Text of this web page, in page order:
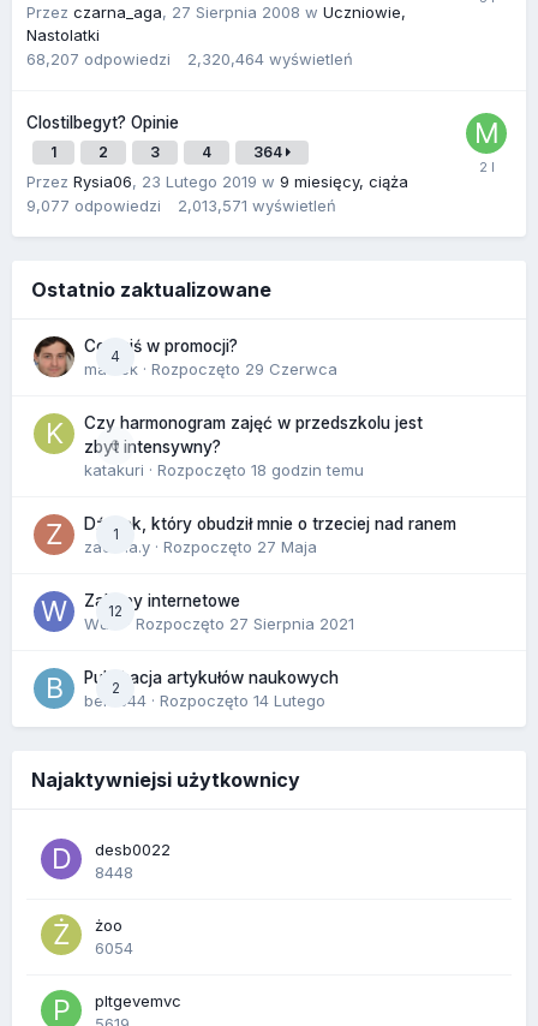
Przez czarna_aga, 27 Sierpnia 2008 w Uczniowie,
Nastolatki
68,207 odpowiedzi 2,320,464 wyświetleń
Clostilbegyt? Opinie
1 2 3 4 364
Przez Rysia06, 23 Lutego 2019 w 9 miesięcy, ciąża
9,077 odpowiedzi 2,013,571 wyświetleń
Ostatnio zaktualizowane
4
Co dziś w promocji?
maciek · Rozpoczęto 29 Czerwca
0
Czy harmonogram zajęć w przedszkolu jest
zbyt intensywny?
katakuri · Rozpoczęto 18 godzin temu
1
Dźwięk, który obudził mnie o trzeciej nad ranem
zackr.a.y · Rozpoczęto 27 Maja
12
Zakupy internetowe
Wula
· Rozpoczęto 27 Sierpnia 2021
2
Publikacja artykułów naukowych
berus44 · Rozpoczęto 14 Lutego
Najaktywniejsi użytkownicy
desb0022
8448
żoo
6054
pltgevemvc